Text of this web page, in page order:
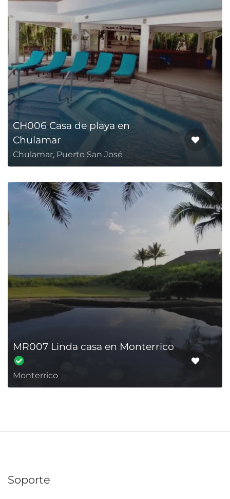
CH006 Casa de playa en
Chulamar
Chulamar, Puerto San José
MR007 Linda casa en Monterrico
Monterrico
Soporte